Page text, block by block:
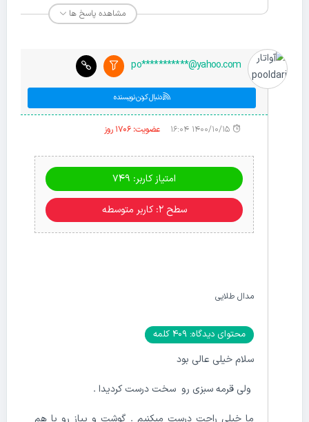
مشاهده پاسخ ها
po***********@yahoo.com
دنبال کردن نویسنده
عضویت: 1706 روز
امتیاز کاربر: 749
سطح ۲: کاربر متوسطه
مدال طلایی
محتوای دیدگاه: 409 کلمه
سلام خیلی عالی بود
ولی قرمه سبزی رو سخت درست کردیدا .
ما خیلی راحت درست میکنیم . گوشت و پیاز رو با هم